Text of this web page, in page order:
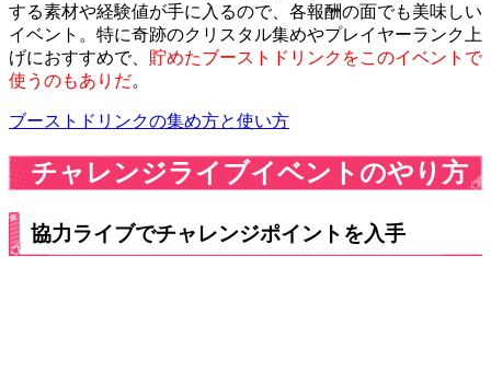
する素材や経験値が手に入るので、各報酬の面でも美味しい
イベント。特に奇跡のクリスタル集めやプレイヤーランク上
げにおすすめで、 貯めたブーストドリンクをこのイベントで
使うのもありだ。
ブーストドリンクの集め方と使い方
チャレンジライブイベントのやり方
協力ライブでチャレンジポイントを入手